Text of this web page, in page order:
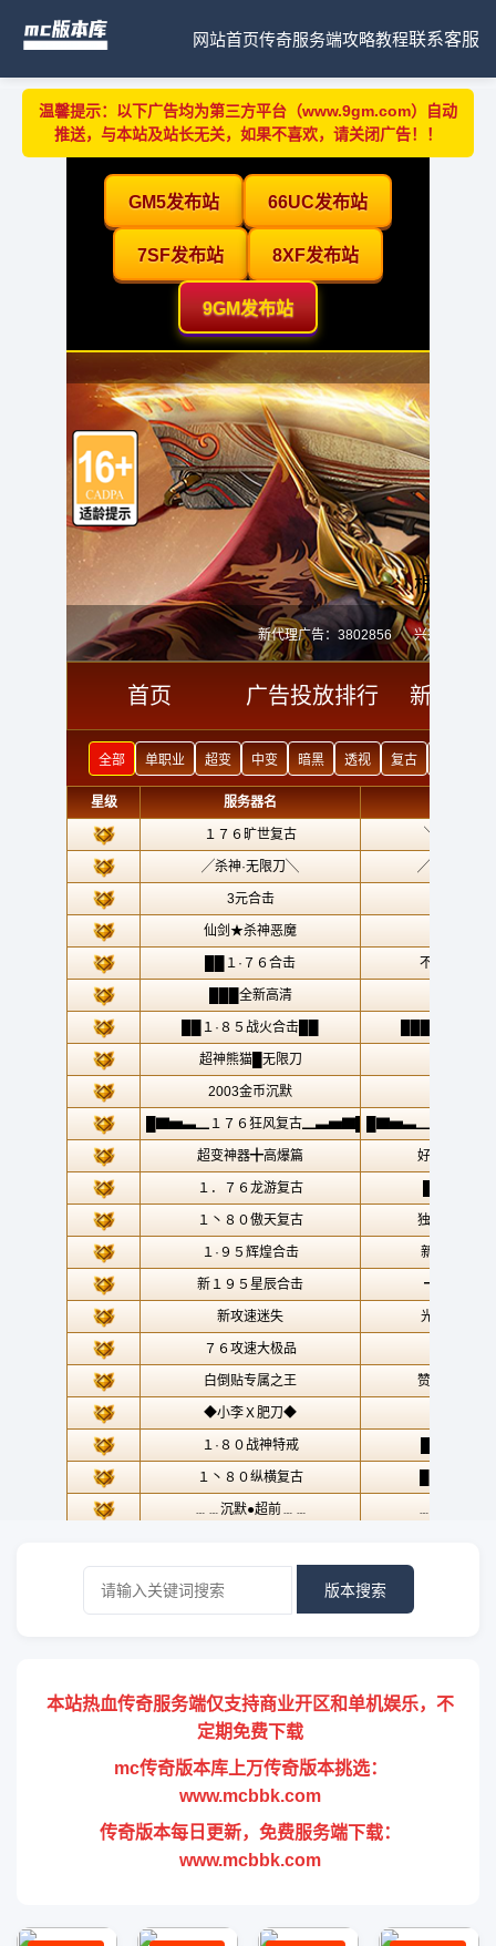
网站首页传奇服务端攻略教程联系客服
温馨提示：以下广告均为第三方平台（www.9gm.com）自动
推送，与本站及站长无关，如果不喜欢，请关闭广告！！
版本搜索
本站热血传奇服务端仅支持商业开区和单机娱乐，不
定期免费下载
mc传奇版本库上万传奇版本挑选：
www.mcbbk.com
传奇版本每日更新，免费服务端下载：
www.mcbbk.com